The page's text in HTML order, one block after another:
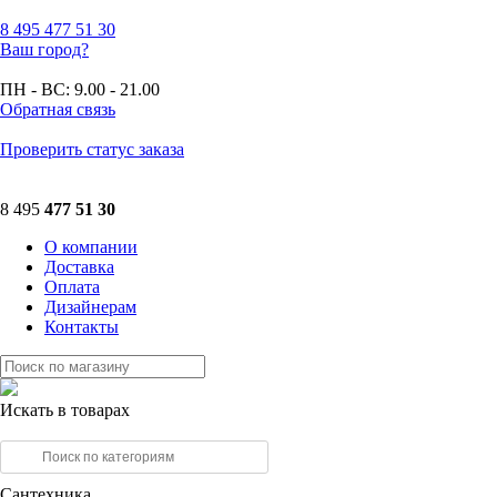
8 495 477 51 30
Ваш город?
ПН - ВС: 9.00 - 21.00
Обратная связь
Проверить статус заказа
8 495 477 51 30
О компании
Доставка
Оплата
Дизайнерам
Контакты
Искать в товарах